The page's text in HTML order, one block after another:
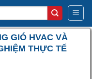
GIÓ HVAC VÀ
THỰC TẾ